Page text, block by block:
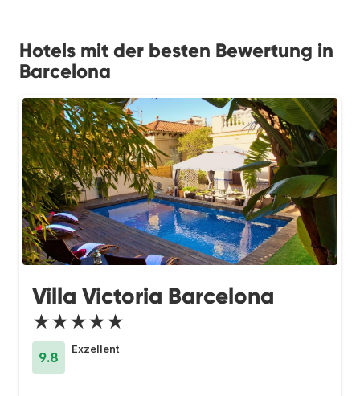
Hotels mit der besten Bewertung in
Barcelona
Villa Victoria Barcelona
★★★★★
9.8
Exzellent